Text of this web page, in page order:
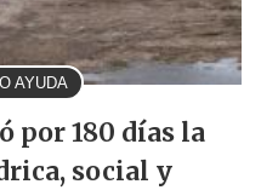
AYUDA
por 180 días la
social y